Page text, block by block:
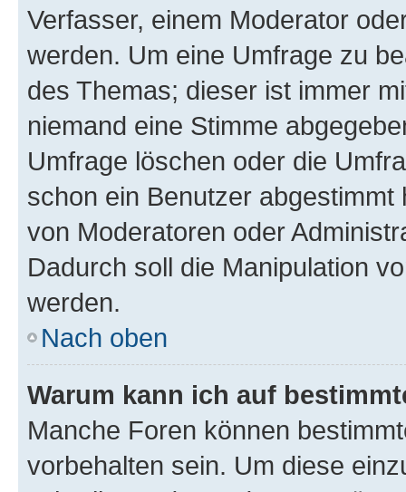
Verfasser, einem Moderator
werden. Um eine Umfrage zu
des Themas; dieser ist immer
niemand eine Stimme
Umfrage löschen oder die
schon ein Benutzer
von Moderatoren oder
Dadurch soll die Manipulation
werden.
Nach oben
Warum kann ich auf
Manche Foren können
vorbehalten sein. Um diese